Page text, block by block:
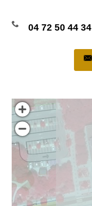
04 72 50 44 34